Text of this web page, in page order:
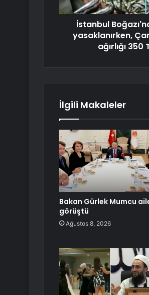
İstanbul
yasaklanırken,
ağırlığı
İlgili Makaleler
Bakan Gürlek Mumcu
görüştü
Ağustos 8, 2026